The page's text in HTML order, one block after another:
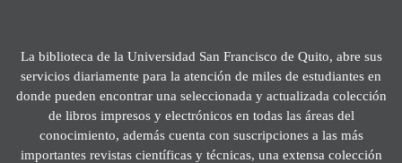
La biblioteca de la Universidad San Francisco de Quito, abre sus
servicios diariamente para la atención de miles de estudiantes en
donde pueden encontrar una seleccionada y actualizada colección
de libros impresos y electrónicos en todas las áreas del
conocimiento, además cuenta con suscripciones a las más
importantes revistas científicas y técnicas, una extensa colección